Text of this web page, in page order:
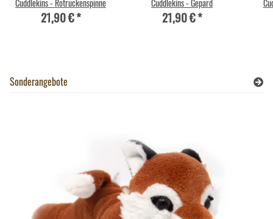
Cuddlekins - Rotrückenspinne
21,90 €*
Cuddlekins - Gepard
21,90 €*
Sonderangebote